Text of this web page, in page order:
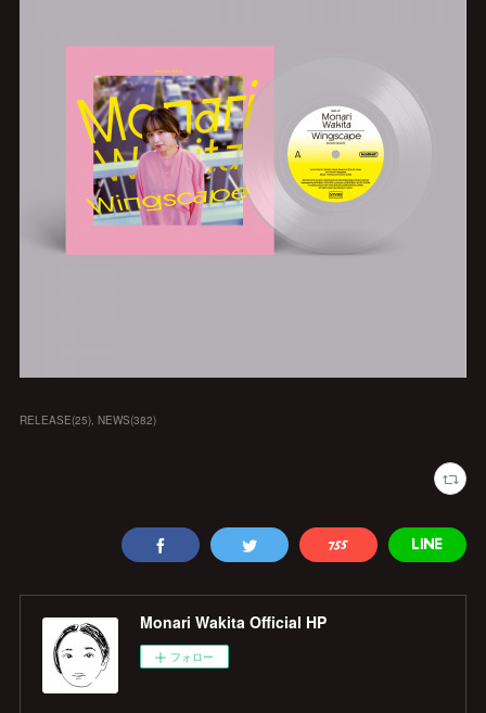
RELEASE(25) NEWS(382)
Monari Wakita Official HP
フォロー